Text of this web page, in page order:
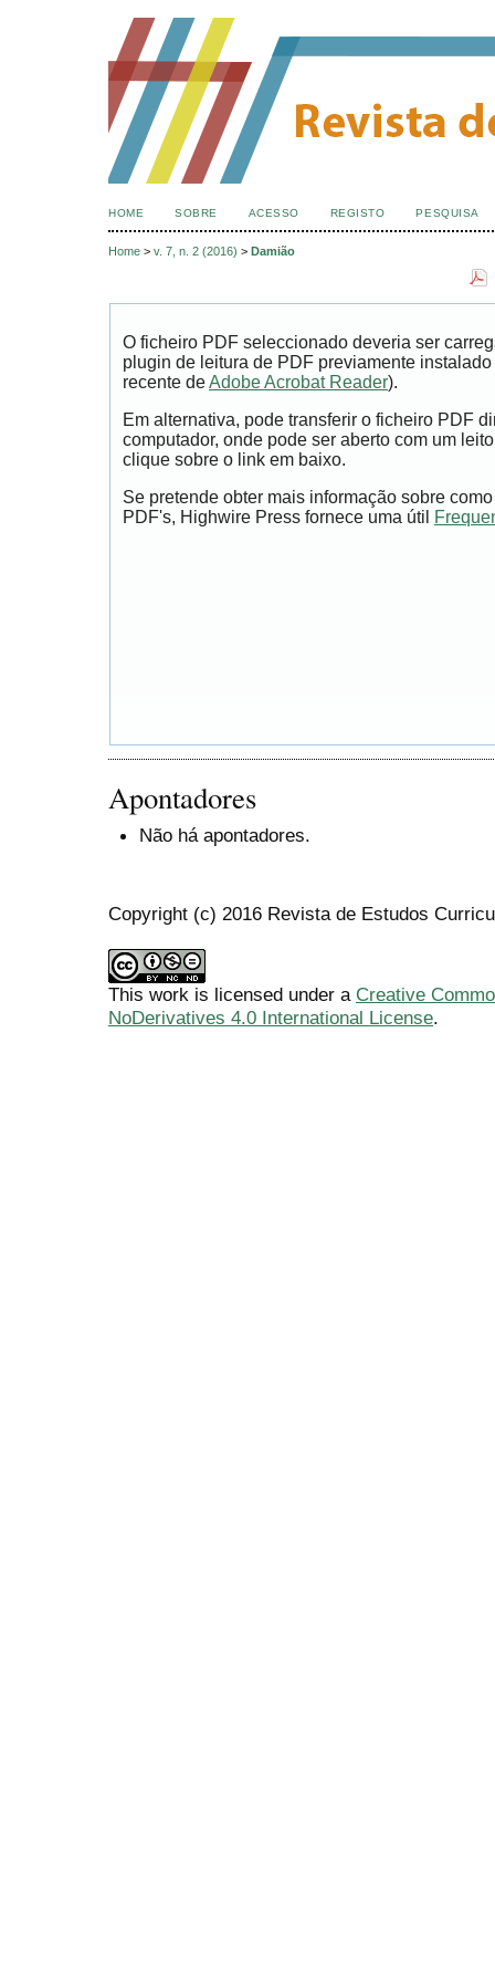
HOME SOBRE ACESSO REGISTO PESQUISA
Home > v. 7, n. 2 (2016) > Damião
O ficheiro PDF seleccionado deveria ser
plugin de leitura de PDF previamente
recente deAdobe Acrobat Reader).
Em alternativa, pode transferir o ficheiro PDF
computador, onde pode ser aberto com um
clique sobre o link em baixo.
Se pretende obter mais informação sobre
PDF's, Highwire Press fornece uma útil
Apontadores
Não há apontadores.
Copyright (c) 2016 Revista de Estudos
This work is licensed under a Creative
NoDerivatives 4.0 International License.